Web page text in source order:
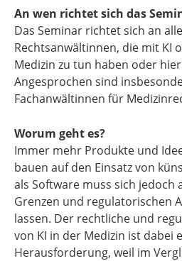
An wen richtet sich das
Das Seminar richtet sich an
Rechtsanwältinnen, die mit KI
Medizin zu tun haben oder
Angesprochen sind
Fachanwältinnen für
Worum geht es?
Immer mehr Produkte und
bauen auf den Einsatz von
als Software muss sich jedoch
Grenzen und regulatorischen
lassen. Der rechtliche und
von KI in der Medizin ist dabei
Herausforderung, weil im